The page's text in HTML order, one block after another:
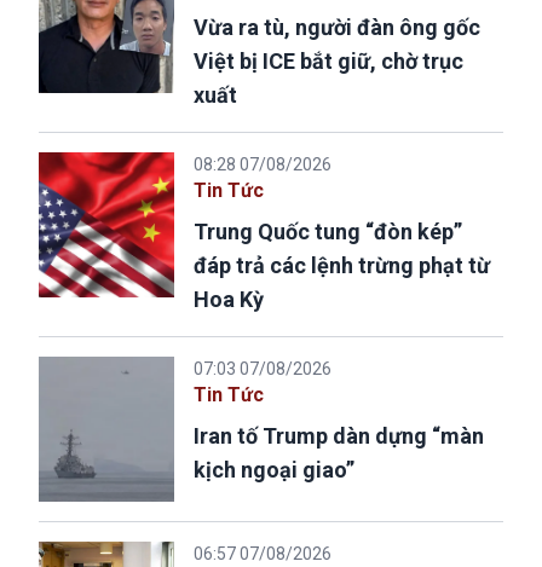
Vừa ra tù, người đàn ông gốc
Việt bị ICE bắt giữ, chờ trục
xuất
08:28 07/08/2026
Tin Tức
Trung Quốc tung “đòn kép”
đáp trả các lệnh trừng phạt từ
Hoa Kỳ
07:03 07/08/2026
Tin Tức
Iran tố Trump dàn dựng “màn
kịch ngoại giao”
06:57 07/08/2026